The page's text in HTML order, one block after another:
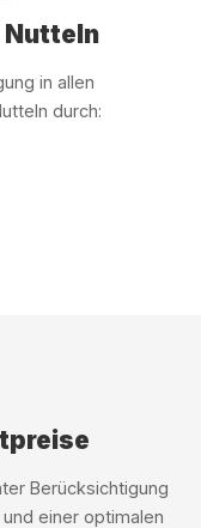
in allen
durch:
Berücksichtigung
einer optimalen